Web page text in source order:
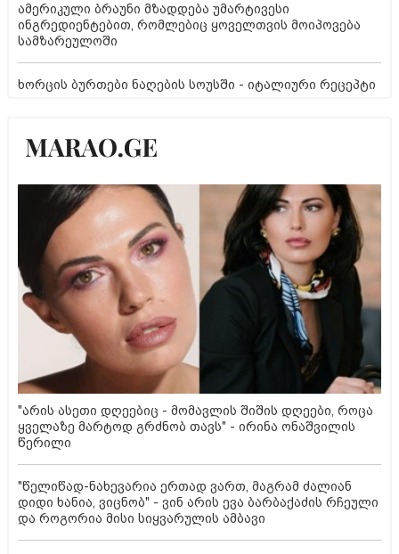
ამერიკული ბრაუნი მზადდება უმარტივესი
ინგრედიენტებით, რომლებიც ყოველთვის მოიპოვება
სამზარეულოში
ხორცის ბურთები ნაღების სოუსში - იტალიური რეცეპტი
"არის ასეთი დღეებიც - მომავლის შიშის დღეები, როცა
ყველაზე მარტოდ გრძნობ თავს" - ირინა ონაშვილის
წერილი
"წელიწად-ნახევარია ერთად ვართ, მაგრამ ძალიან
დიდი ხანია, ვიცნობ" - ვინ არის ევა ბარბაქაძის რჩეული
და როგორია მისი სიყვარულის ამბავი